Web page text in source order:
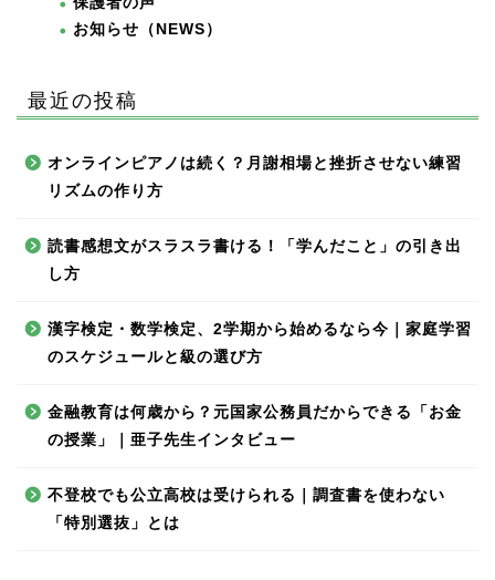
お知らせ（NEWS）
最近の投稿
オンラインピアノは続く？月謝相場と挫折させない練習
リズムの作り方
読書感想文がスラスラ書ける！「学んだこと」の引き出
し方
漢字検定・数学検定、2学期から始めるなら今｜家庭学習
のスケジュールと級の選び方
金融教育は何歳から？元国家公務員だからできる「お金
の授業」｜亜子先生インタビュー
不登校でも公立高校は受けられる｜調査書を使わない
「特別選抜」とは